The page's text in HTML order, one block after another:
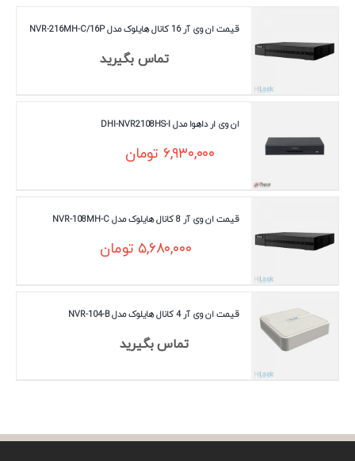
قیمت ان وی آر 16 کانال هایلوک مدل NVR-216MH-C/16P
تماس بگیرید
ان وی ار داهوا مدل DHI-NVR2108HS-I
۶,۹۳۰,۰۰۰ تومان
قیمت ان وی آر 8 کانال هایلوک مدل NVR-108MH-C
۵,۶۸۰,۰۰۰ تومان
قیمت ان وی آر 4 کانال هایلوک مدل NVR-104-B
تماس بگیرید